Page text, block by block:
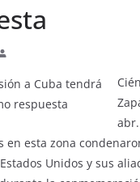
en esta zona
Unidos y sus